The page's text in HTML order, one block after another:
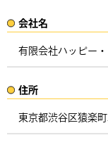
会社名​
有限会社ハッピー
住所​​
東京都渋谷区猿楽